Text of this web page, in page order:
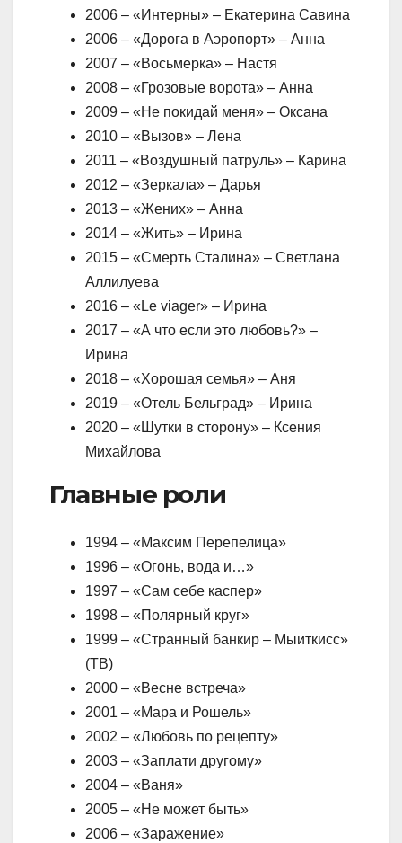
2006 – «Интерны» – Екатерина Савина
2006 – «Дорога в Аэропорт» – Анна
2007 – «Восьмерка» – Настя
2008 – «Грозовые ворота» – Анна
2009 – «Не покидай меня» – Оксана
2010 – «Вызов» – Лена
2011 – «Воздушный патруль» – Карина
2012 – «Зеркала» – Дарья
2013 – «Жених» – Анна
2014 – «Жить» – Ирина
2015 – «Смерть Сталина» – Светлана
Аллилуева
2016 – «Le viager» – Ирина
2017 – «А что если это любовь?» –
Ирина
2018 – «Хорошая семья» – Аня
2019 – «Отель Бельград» – Ирина
2020 – «Шутки в сторону» – Ксения
Михайлова
Главные роли
1994 – «Максим Перепелица»
1996 – «Огонь, вода и…»
1997 – «Сам себе каспер»
1998 – «Полярный круг»
1999 – «Странный банкир – Мыиткисс»
(ТВ)
2000 – «Весне встреча»
2001 – «Мара и Рошель»
2002 – «Любовь по рецепту»
2003 – «Заплати другому»
2004 – «Ваня»
2005 – «Не может быть»
2006 – «Заражение»